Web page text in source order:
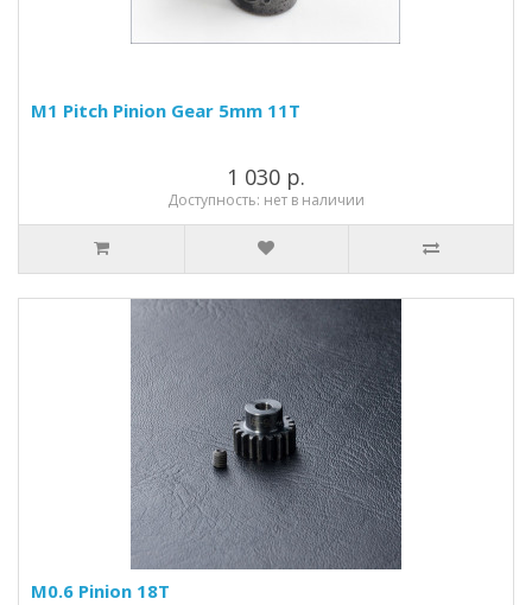
M1 Pitch Pinion Gear 5mm 11T
1 030 р.
Доступность: нет в наличии
M0.6 Pinion 18T